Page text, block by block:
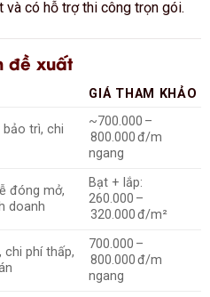
có hỗ trợ thi công trọn gói.
đề xuất
GIÁ THAM KHẢO
bảo trì, chi
~700.000 –
800.000 đ/m
ngang
đóng mở,
doanh
Bạt + lắp:
260.000 –
320.000 đ/m²
chi phí thấp,
700.000 –
800.000 đ/m
ngang